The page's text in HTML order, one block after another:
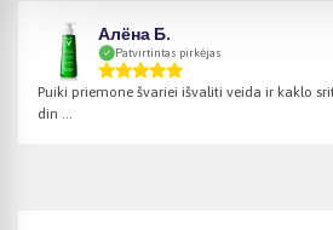
Алёна Б.
Patvirtintas pirkėjas
Puiki priemone švariei išvaliti veida ir kaklo
din ...